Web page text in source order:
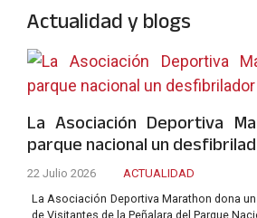
Actualidad y blogs
La Asociación Deportiva
parque nacional un
22 Julio 2026
ACTUALIDAD
La Asociación Deportiva Marathon dona
de Visitantes de la Peñalara del Parque